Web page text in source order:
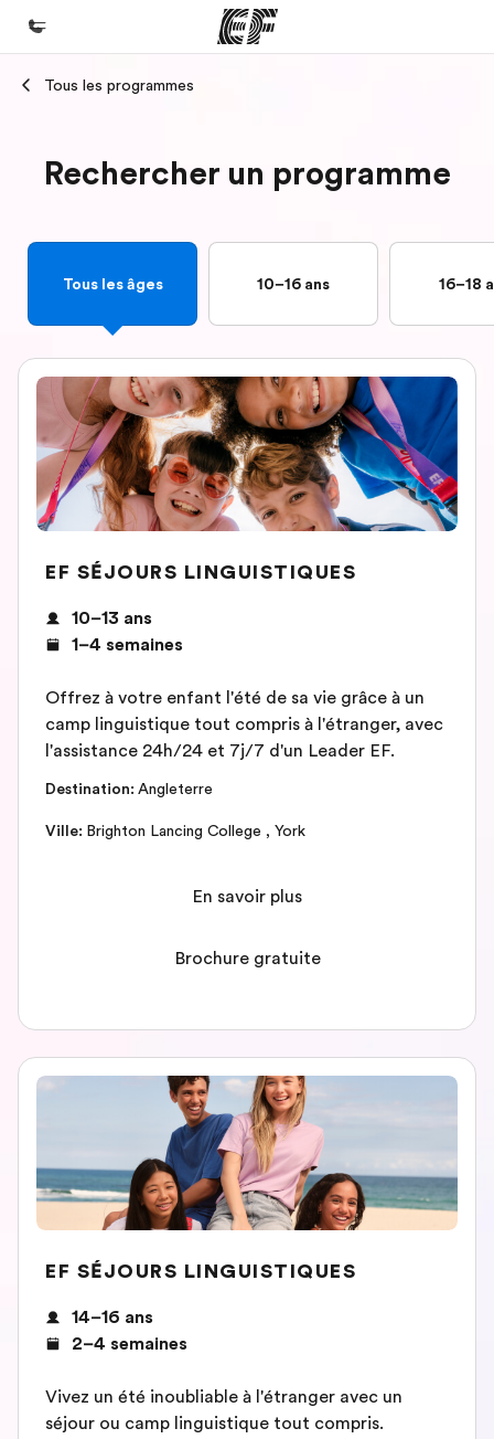
Programmes
Qui sommes-nous ?
EF recrute
Rejoignez nos équipes
Tous les programmes
Rechercher un programme
Tous les âges 10–16 ans 16–18
EF SÉJOURS LINGUISTIQUES
10–13 ans
1–4 semaines
Offrez à votre enfant l'été de sa vie grâce à un
camp linguistique tout compris à l'étranger, avec
l'assistance 24h/24 et 7j/7 d'un Leader EF.
Destination: Angleterre
Ville: Brighton Lancing College , York
En savoir plus
Brochure gratuite
EF SÉJOURS LINGUISTIQUES
14–16 ans
2–4 semaines
Vivez un été inoubliable à l'étranger avec un
séjour ou camp linguistique tout compris.